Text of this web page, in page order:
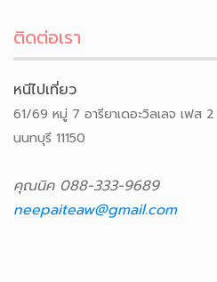
ติดต่อเรา
หนีไปเที่ยว
61/69 หมู่ 7 อารียาเดอะวิลเลจ เฟส
นนทบุรี 11150
คุณนิค 088-333-9689
neepaiteaw@gmail.com